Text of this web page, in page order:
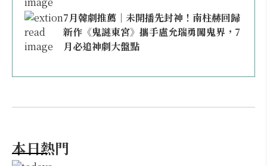
7月韓劇推薦｜未開播先封神！南柱赫回歸
新作《鬼謎東宮》攜手盧允瑞勇闖鬼界，7
月必追神劇大盤點
本日熱門